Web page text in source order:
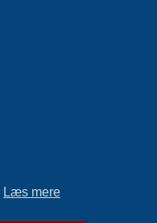
Læs mere